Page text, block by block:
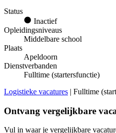
Status
Inactief
Opleidingsniveaus
Middelbare school
Plaats
Apeldoorn
Dienstverbanden
Fulltime (startersfunctie)
Logistieke vacatures | Fulltime
Ontvang vergelijkbare
Vul in waar je vergelijkbare